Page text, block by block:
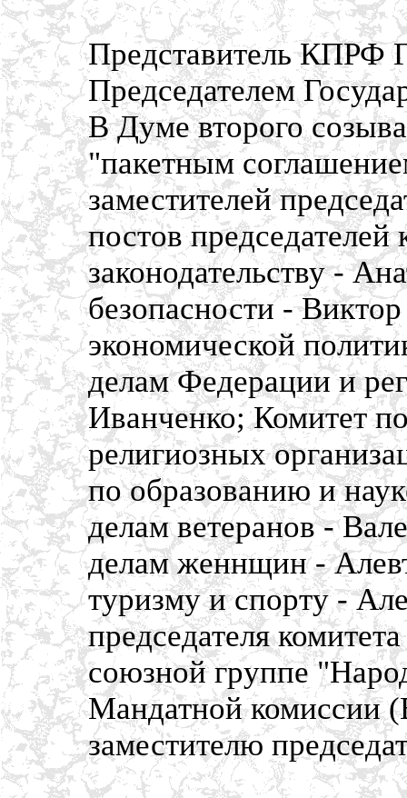
Представитель КПРФ
Председателем
В Думе второго
"пакетным
заместителей
постов
законодательству -
безопасности -
экономической
делам Федерации и
Иванченко; Комитет
религиозных
по образованию и
делам ветеранов -
делам женнщин -
туризму и спорту -
председателя
союзной группе
Мандатной комиссии
заместителю